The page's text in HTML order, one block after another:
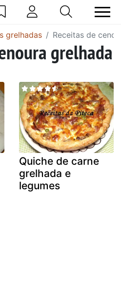
grelhadas Receitas de
grelhada
Quiche de carne
grelhada e
legumes